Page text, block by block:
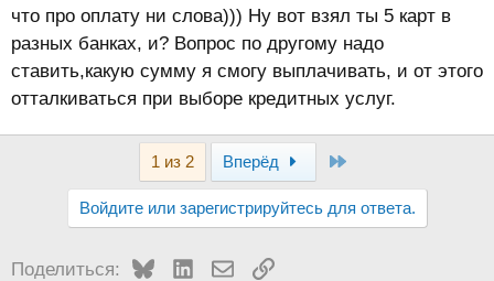
что про оплату ни слова))) Ну вот взял ты 5 карт в
разных банках, и? Вопрос по другому надо
ставить,какую сумму я смогу выплачивать, и от этого
отталкиваться при выборе кредитных услуг.
1 из 2 Вперёд
Войдите или зарегистрируйтесь для ответа.
Поделиться: BlueskyLinkedInЭлектронная почта
Ссылка